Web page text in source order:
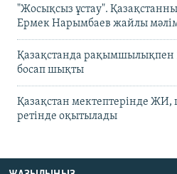
"Жосықсыз ұстау".
Ермек Нарымбаев жайлы
Қазақстанда рақымшылықпен
босап шықты
Қазақстан мектептерінде ЖИ,
ретінде оқытылады